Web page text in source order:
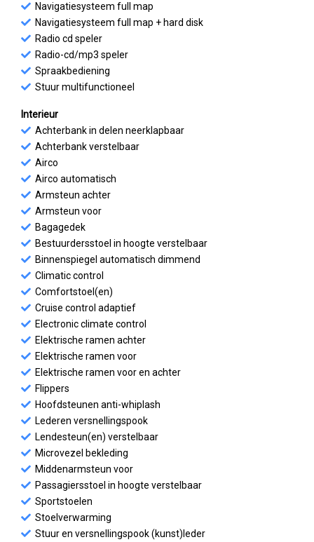
Navigatiesysteem full map
Navigatiesysteem full map + hard disk
Radio cd speler
Radio-cd/mp3 speler
Spraakbediening
Stuur multifunctioneel
Interieur
Achterbank in delen neerklapbaar
Achterbank verstelbaar
Airco
Airco automatisch
Armsteun achter
Armsteun voor
Bagagedek
Bestuurdersstoel in hoogte verstelbaar
Binnenspiegel automatisch dimmend
Climatic control
Comfortstoel(en)
Cruise control adaptief
Electronic climate control
Elektrische ramen achter
Elektrische ramen voor
Elektrische ramen voor en achter
Flippers
Hoofdsteunen anti-whiplash
Lederen versnellingspook
Lendesteun(en) verstelbaar
Microvezel bekleding
Middenarmsteun voor
Passagiersstoel in hoogte verstelbaar
Sportstoelen
Stoelverwarming
Stuur en versnellingspook (kunst)leder